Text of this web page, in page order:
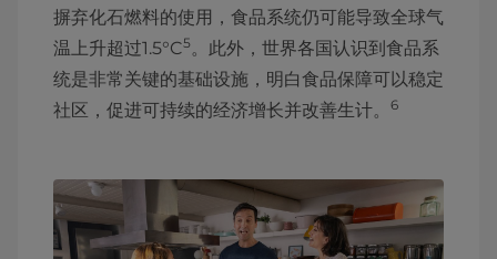
摒弃化石燃料的使用，食品系统仍可能导致全球气
温上升超过1.5°C5。此外，世界各国认识到食品系
统是非常关键的基础设施，明白食品保障可以稳定
社区，促进可持续的经济增长并改善生计。
6